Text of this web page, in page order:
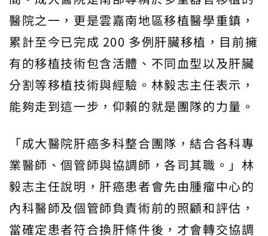
醫院之一，更是雲嘉南地區移植醫學重鎮，
累計至今已完成 200 多例肝臟移植，目前擁
有的移植技術包含活體、不同血型以及肝臟
分割等移植技術與經驗。林毅志主任表示，
能夠走到這一步，仰賴的就是團隊的力量。
「成大醫院肝癌多科整合團隊，結合各科專
業醫師、個管師與協調師，各司其職。」林
毅志主任說明，肝癌患者會先由腫瘤中心的
內科醫師及個管師負責術前的照顧和評估，
當確定患者符合換肝條件後，才會轉交協調